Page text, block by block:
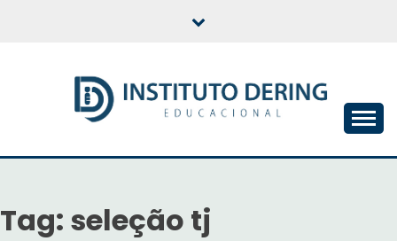
INSTITUTO DERING
EDUCACIONAL
Tag: seleção tj